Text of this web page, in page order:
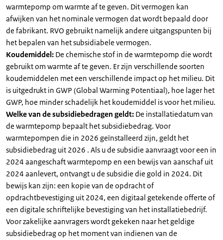
warmtepomp om warmte af te geven. Dit vermogen kan
afwijken van het nominale vermogen dat wordt bepaald door
de fabrikant. RVO gebruikt namelijk andere uitgangspunten bij
het bepalen van het subsidiabele vermogen.
Koudemiddel: De chemische stof in de warmtepomp die wordt
gebruikt om warmte af te geven. Er zijn verschillende soorten
koudemiddelen met een verschillende impact op het milieu. Dit
is uitgedrukt in GWP (Global Warming Potentiaal), hoe lager het
GWP, hoe minder schadelijk het koudemiddel is voor het milieu.
Welke van de subsidiebedragen geldt: De installatiedatum van
de warmtepomp bepaalt het subsidiebedrag. Voor
warmtepompen die in 2026 geïnstalleerd zijn, geldt het
subsidiebedrag uit 2026 . Als u de subsidie aanvraagt voor een in
2024 aangeschaft warmtepomp en een bewijs van aanschaf uit
2024 aanlevert, ontvangt u de subsidie die gold in 2024. Dit
bewijs kan zijn: een kopie van de opdracht of
opdrachtbevestiging uit 2024, een digitaal getekende offerte of
een digitale schriftelijke bevestiging van het installatiebedrijf.
Voor zakelijke aanvragers wordt gekeken naar het geldige
subsidiebedrag op het moment van indienen van de